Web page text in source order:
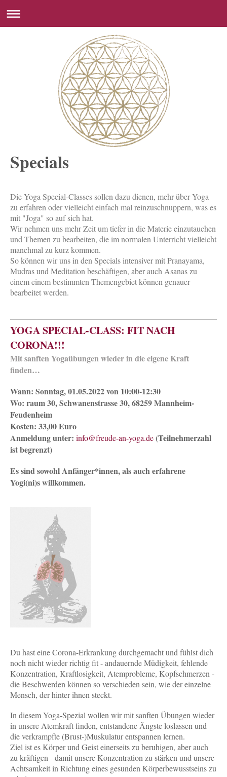
Specials
Die Yoga Special-Classes sollen dazu dienen, mehr über Yoga
zu erfahren oder vielleicht einfach mal reinzuschnuppern, was es
mit "Joga" so auf sich hat.
Wir nehmen uns mehr Zeit um tiefer in die Materie einzutauchen
und Themen zu bearbeiten, die im normalen Unterricht vielleicht
manchmal zu kurz kommen.
So können wir uns in den Specials intensiver mit Pranayama,
Mudras und Meditation beschäftigen, aber auch Asanas zu
einem einem bestimmten Themengebiet können genauer
bearbeitet werden.
YOGA SPECIAL-CLASS: FIT NACH
CORONA!!!
Mit sanften Yogaübungen wieder in die eigene Kraft
finden…
Wann: Sonntag, 01.05.2022 von 10:00-12:30
Wo: raum 30, Schwanenstrasse 30, 68259 Mannheim-
Feudenheim
Kosten: 33,00 Euro
Anmeldung unter: info@freude-an-yoga.de(Teilnehmerzahl
ist begrenzt)
Es sind sowohl Anfänger*innen, als auch erfahrene
Yogi(ni)s willkommen.
Du hast eine Corona-Erkrankung durchgemacht und fühlst dich
noch nicht wieder richtig fit - andauernde Müdigkeit, fehlende
Konzentration, Kraftlosigkeit, Atemprobleme, Kopfschmerzen -
die Beschwerden können so verschieden sein, wie der einzelne
Mensch, der hinter ihnen steckt.
In diesem Yoga-Spezial wollen wir mit sanften Übungen wieder
in unsere Atemkraft finden, entstandene Ängste loslassen und
die verkrampfte (Brust-)Muskulatur entspannen lernen.
Ziel ist es Körper und Geist einerseits zu beruhigen, aber auch
zu kräftigen - damit unsere Konzentration zu stärken und unsere
Achtsamkeit in Richtung eines gesunden Körperbewusstseins zu